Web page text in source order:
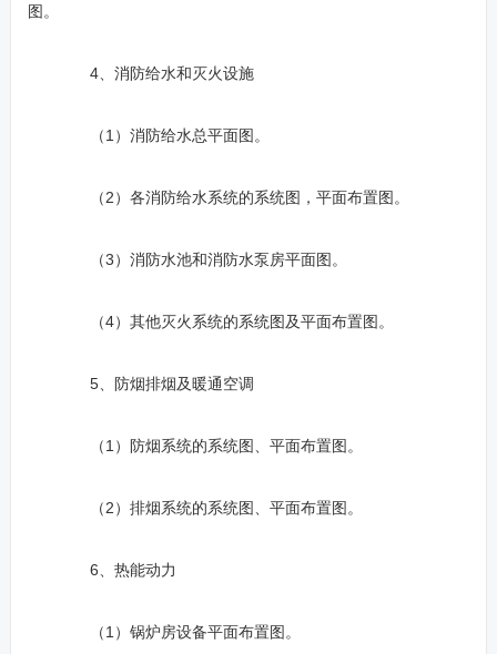
图。
4、消防给水和灭火设施
（1）消防给水总平面图。
（2）各消防给水系统的系统图，平面布置图。
（3）消防水池和消防水泵房平面图。
（4）其他灭火系统的系统图及平面布置图。
5、防烟排烟及暖通空调
（1）防烟系统的系统图、平面布置图。
（2）排烟系统的系统图、平面布置图。
6、热能动力
（1）锅炉房设备平面布置图。